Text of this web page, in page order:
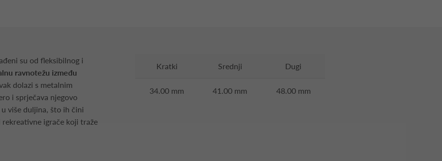
su od fleksibilnog i
ravnotežu između
dolazi s metalnim
i sprječava njegovo
više duljina, što ih čini
igrače koji traže
Kratki Srednji Dugi
34.00 mm 41.00 mm 48.00 mm